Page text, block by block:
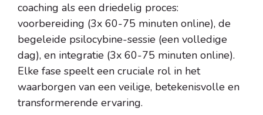
coaching als een driedelig proces:
voorbereiding (3x 60-75 minuten online), de
begeleide psilocybine-sessie (een volledige
dag), en integratie (3x 60-75 minuten online).
Elke fase speelt een cruciale rol in het
waarborgen van een veilige, betekenisvolle en
transformerende ervaring.